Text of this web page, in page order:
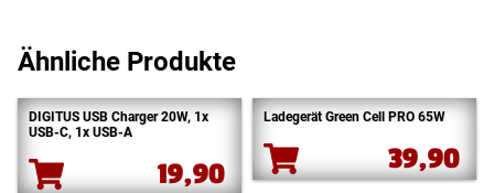
Ähnliche Produkte
DIGITUS USB Charger 20W, 1x
USB-C, 1x USB-A
19,90
Ladegerät Green Cell PRO 65W
39,90